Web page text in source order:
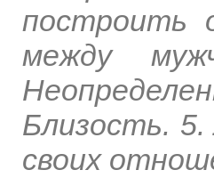
построить
между
Близость.
своих